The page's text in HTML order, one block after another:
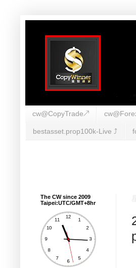
cw@CopyTrade↗
bestasset.prop100k-Live ⤴︎
The CW since 2009
Taipei:UTC/GMT+8hr